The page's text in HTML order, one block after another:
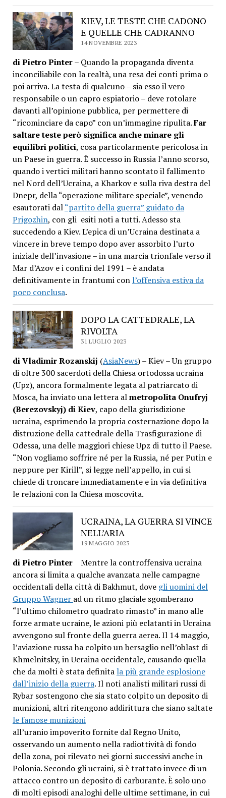
KIEV, LE TESTE CHE CADONO
E QUELLE CHE CADRANNO
14 NOVEMBRE 2023
di Pietro Pinter– Quando la propaganda diventa
inconciliabile con la realtà, una resa dei conti prima o
poi arriva. La testa di qualcuno – sia esso il vero
responsabile o un capro espiatorio – deve rotolare
davanti all’opinione pubblica, per permettere di
“ricominciare da capo” con un’immagine ripulita.Far
saltare teste però significa anche minare gli
equilibri politici, cosa particolarmente pericolosa in
un Paese in guerra. È successo in Russia l’anno scorso,
quando i vertici militari hanno scontato il fallimento
nel Nord dell’Ucraina, a Kharkov e sulla riva destra del
Dnepr, della “operazione militare speciale”, venendo
esautorati dal“partito della guerra” guidato da
Prigozhin, con gli esiti noti a tutti. Adesso sta
succedendo a Kiev. L’epica di un’Ucraina destinata a
vincere in breve tempo dopo aver assorbito l’urto
iniziale dell’invasione – in una marcia trionfale verso il
Mar d’Azov e i confini del 1991 – è andata
definitivamente in frantumi con l’offensiva estiva da
poco conclusa.
DOPO LA CATTEDRALE, LA
RIVOLTA
31 LUGLIO 2023
di Vladimir Rozanskij (AsiaNews) – Kiev – Un gruppo
di oltre 300 sacerdoti della Chiesa ortodossa ucraina
(Upz), ancora formalmente legata al patriarcato di
Mosca, ha inviato una lettera almetropolita Onufryj
(Berezovskyj) di Kiev, capo della giurisdizione
ucraina, esprimendo la propria costernazione dopo la
distruzione della cattedrale della Trasfigurazione di
Odessa, una delle maggiori chiese Upz di tutto il Paese.
“Non vogliamo soffrire né per la Russia, né per Putin e
neppure per Kirill”, si legge nell’appello, in cui si
chiede di troncare immediatamente e in via definitiva
le relazioni con la Chiesa moscovita.
UCRAINA, LA GUERRA SI VINCE
NELL’ARIA
19 MAGGIO 2023
di Pietro PinterMentre la controffensiva ucraina
ancora si limita a qualche avanzata nelle campagne
occidentali della città di Bakhmut, dove gli uomini del
Gruppo Wagner ad un ritmo glaciale sgomberano
“l’ultimo chilometro quadrato rimasto” in mano alle
forze armate ucraine, le azioni più eclatanti in Ucraina
avvengono sul fronte della guerra aerea. Il 14 maggio,
l’aviazione russa ha colpito un bersaglio nell’oblast di
Khmelnitsky, in Ucraina occidentale, causando quella
che da molti è stata definita la più grande esplosione
dall’inizio della guerra. Il noti analisti militari russi di
Rybar sostengono che sia stato colpito un deposito di
munizioni, altri ritengono addirittura che siano saltate
le famose munizioni
all’uranio impoverito fornite dal Regno Unito,
osservando un aumento nella radiottività di fondo
della zona, poi rilevato nei giorni successivi anche in
Polonia. Secondo gli ucraini, si è trattato invece di un
attacco contro un deposito di carburante. È solo uno
di molti episodi analoghi delle ultime settimane, in cui